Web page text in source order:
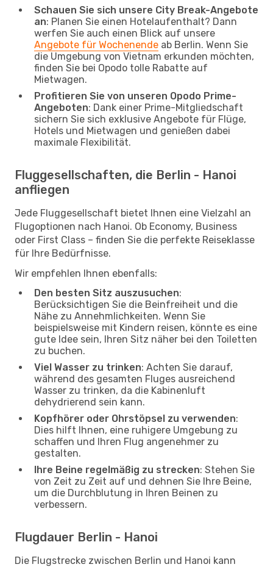
Schauen Sie sich unsere City Break-Angebote
an: Planen Sie einen Hotelaufenthalt? Dann
werfen Sie auch einen Blick auf unsere
Angebote für Wochenende ab Berlin. Wenn Sie
die Umgebung von Vietnam erkunden möchten,
finden Sie bei Opodo tolle Rabatte auf
Mietwagen.
Profitieren Sie von unseren Opodo Prime-
Angeboten: Dank einer Prime-Mitgliedschaft
sichern Sie sich exklusive Angebote für Flüge,
Hotels und Mietwagen und genießen dabei
maximale Flexibilität.
Fluggesellschaften, die Berlin - Hanoi
anfliegen
Jede Fluggesellschaft bietet Ihnen eine Vielzahl an
Flugoptionen nach Hanoi. Ob Economy, Business
oder First Class – finden Sie die perfekte Reiseklasse
für Ihre Bedürfnisse.
Wir empfehlen Ihnen ebenfalls:
Den besten Sitz auszusuchen:
Berücksichtigen Sie die Beinfreiheit und die
Nähe zu Annehmlichkeiten. Wenn Sie
beispielsweise mit Kindern reisen, könnte es eine
gute Idee sein, Ihren Sitz näher bei den Toiletten
zu buchen.
Viel Wasser zu trinken: Achten Sie darauf,
während des gesamten Fluges ausreichend
Wasser zu trinken, da die Kabinenluft
dehydrierend sein kann.
Kopfhörer oder Ohrstöpsel zu verwenden:
Dies hilft Ihnen, eine ruhigere Umgebung zu
schaffen und Ihren Flug angenehmer zu
gestalten.
Ihre Beine regelmäßig zu strecken: Stehen Sie
von Zeit zu Zeit auf und dehnen Sie Ihre Beine,
um die Durchblutung in Ihren Beinen zu
verbessern.
Flugdauer Berlin - Hanoi
Die Flugstrecke zwischen Berlin und Hanoi kann